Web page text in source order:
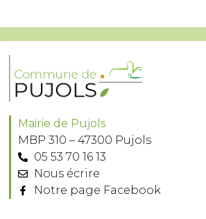
Mairie de Pujols
MBP 310 – 47300 Pujols
05 53 70 16 13
Nous écrire
Notre page Facebook